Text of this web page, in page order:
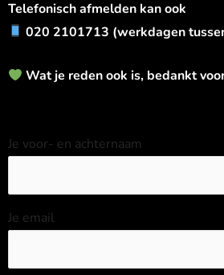
Telefonisch afmelden kan ook
020 2101713 (werkdagen
Wat je reden ook is, bedankt
Je voor- en achternaam
Je email